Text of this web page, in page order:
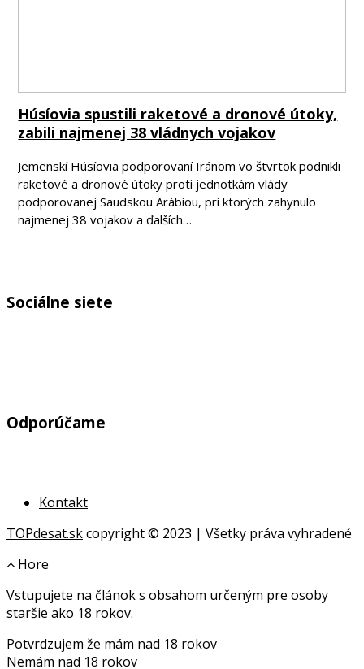
Húsíovia spustili raketové a dronové útoky,
zabili najmenej 38 vládnych vojakov
Jemenskí Húsíovia podporovaní Iránom vo štvrtok podnikli
raketové a dronové útoky proti jednotkám vlády
podporovanej Saudskou Arábiou, pri ktorých zahynulo
najmenej 38 vojakov a ďalších…
Sociálne siete
Odporúčame
Kontakt
TOPdesat.skcopyright © 2023 | Všetky práva vyhradené
Hore
online
geldanlagen
Vstupujete na článok s obsahom určeným pre osoby
staršie ako 18 rokov.
Potvrdzujem že mám nad 18 rokov
Nemám nad 18 rokov